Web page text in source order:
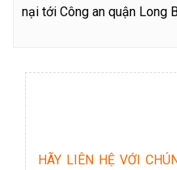
nại tới Công an quận Long
HÃY LIÊN HỆ VỚI